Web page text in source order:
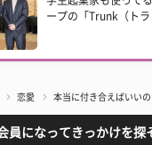
ープの「Trunk（トラ
恋愛 本当に付き合えばいい
員になってきっかけを探